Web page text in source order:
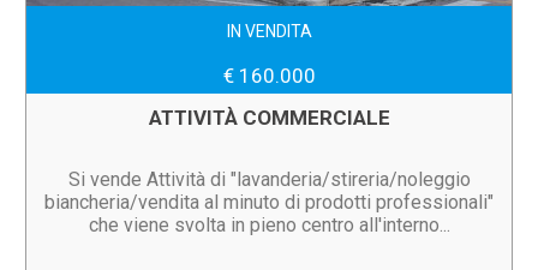
IN VENDITA
€ 160.000
ATTIVITÀ COMMERCIALE
Si vende Attività di "lavanderia/stireria/noleggio
biancheria/vendita al minuto di prodotti professionali"
che viene svolta in pieno centro all'interno...